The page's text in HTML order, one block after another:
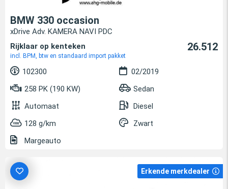
BMW 330 occasion
xDrive Adv. KAMERA NAVI PDC
Rijklaar op kenteken
incl. BPM, btw en standaard import pakket
26.512
102300
02/2019
258 PK (190 KW)
Sedan
Automaat
Diesel
128 g/km
Zwart
Margeauto
Erkende merkdealer